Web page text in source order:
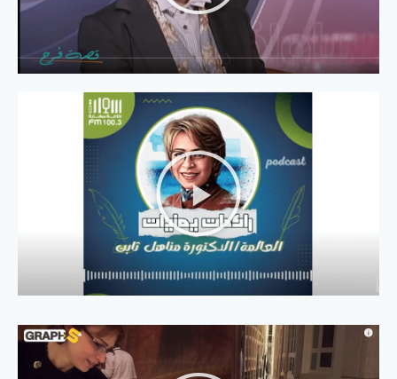
من طفلة تعاني من التوحّد إلى عبقرية
عالمية...تعرّفوا إلى عالمة الرياضيات الدكتورة
مناهل ثابت! - AnnaharAr